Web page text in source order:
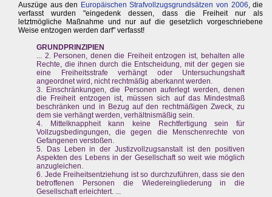
Auszüge aus den Europäischen Strafvollzugsgrundsätzen von 2006, die
verfasst wurden "eingedenk dessen, dass die Freiheit nur als
letztmögliche Maßnahme und nur auf die gesetzlich vorgeschriebene
Weise entzogen werden darf" verfasst!
GRUNDPRINZIPIEN
... 2. Personen, denen die Freiheit entzogen ist, behalten alle
Rechte, die ihnen durch die Entscheidung, mit der gegen sie
eine Freiheitsstrafe verhängt oder Untersuchungshaft
angeordnet wird, nicht rechtmäßig aberkannt werden.
3. Einschränkungen, die Personen auferlegt werden, denen
die Freiheit entzogen ist, müssen sich auf das Mindestmaß
beschränken und in Bezug auf den rechtmäßigen Zweck, zu
dem sie verhängt werden, verhältnismäßig sein.
4. Mittelknappheit kann keine Rechtfertigung sein für
Vollzugsbedingungen, die gegen die Menschenrechte von
Gefangenen verstoßen.
5. Das Leben in der Justizvollzugsanstalt ist den positiven
Aspekten des Lebens in der Gesellschaft so weit wie möglich
anzugleichen.
6. Jede Freiheitsentziehung ist so durchzuführen, dass sie den
betroffenen Personen die Wiedereingliederung in die
Gesellschaft erleichtert. ...